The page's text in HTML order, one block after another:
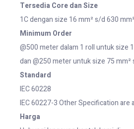
Tersedia Core dan Size
1C dengan size 16 mm² s/d 630 mm²
Minimum Order
@500 meter dalam 1 roll untuk size
dan @250 meter untuk size 75 mm²
Standard
IEC 60228
IEC 60227-3 Other Specification are
Harga